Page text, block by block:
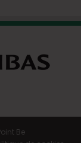
Be